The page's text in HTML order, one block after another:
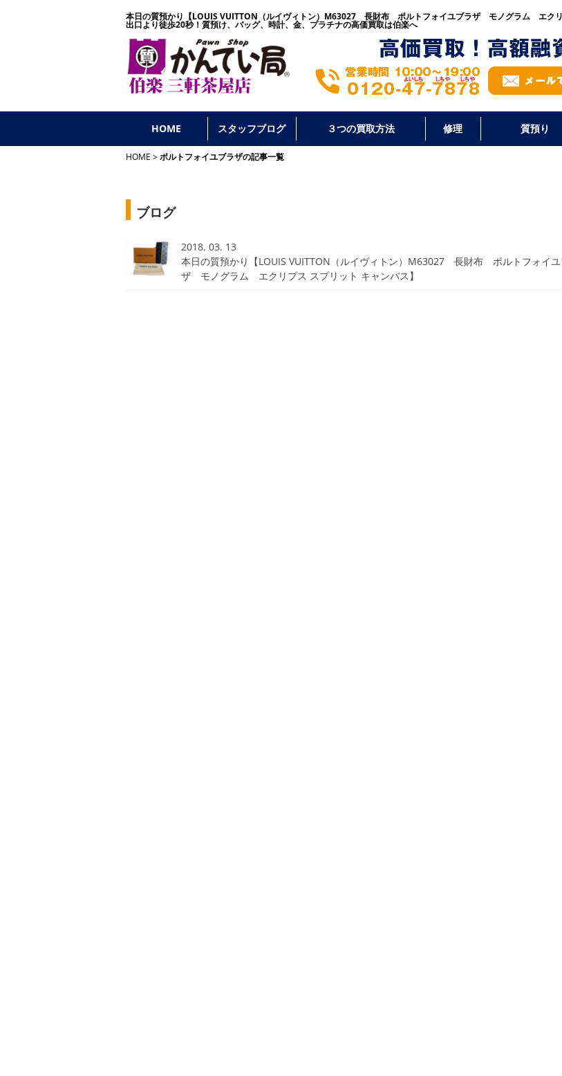
本日の質預かり【LOUIS VUITTON（ルイヴィトン）M63027 長財布 ポルトフォイユブラザ モノグラム エクリ
出口より徒歩20秒！ 質預け、バッグ、時計、金、プラチナの高価買取は伯楽へ
HOME スタッフブログ ３つの買取方法 修理 質預り
HOME ポルトフォイユブラザの記事一覧
ブログ
2018. 03. 13
本日の質預かり【LOUIS VUITTON（ルイヴィトン）M63027 長財布 ポルトフォイユ
ザ モノグラム エクリプス スプリット キャンバス】